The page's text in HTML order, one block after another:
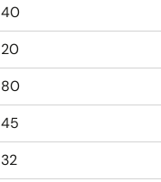
40
20
80
45
32